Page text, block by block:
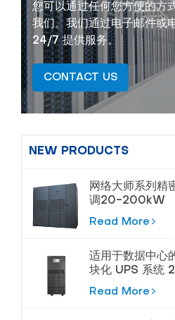
您可以通过任何您方便的方
我们。我们通过电子邮件或
24/7 提供服务。
CONTACT US
NEW PRODUCTS
网络大师系列精
调20-200kW
Read More
适用于数据中心
块化 UPS 系统
180kVA
Read More